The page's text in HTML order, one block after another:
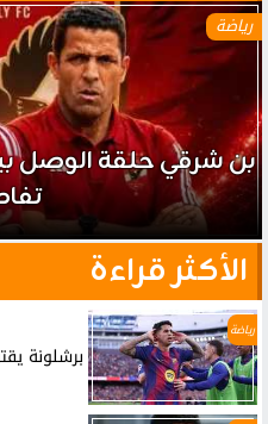
رياضة
بن شرقي حلقة الوصل
الأكثر قراءة
رياضة
برشلونة